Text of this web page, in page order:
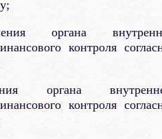
органа
контроля
органа
контроля